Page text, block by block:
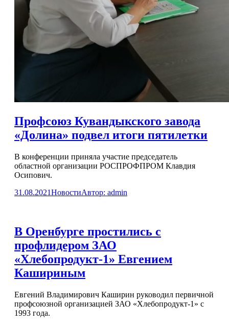
Профсоюз Кувандыкского завода
«Долина» подвел итоги пятилетки
В конференции приняла участие председатель
областной организации РОСПРОФПРОМ Клавдия
Осипович.
31.08.2021НовостиАвтор: admin
В Оренбурге простились с
профлидером ЗАО
«Хлебопродукт-1» Евгением
Кашириным
Евгений Владимирович Каширин руководил первичной
профсоюзной организацией ЗАО «Хлебопродукт-1» с
1993 года.